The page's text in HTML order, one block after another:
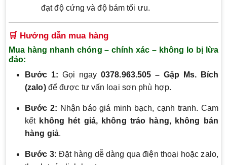
đạt độ cứng và độ bám tối ưu.
🛒 Hướng dẫn mua hàng
Mua hàng nhanh chóng – chính xác – không lo bị lừa
đảo:
Bước 1: Gọi ngay0378.963.505 – Gặp Ms. Bích
(zalo)để được tư vấn loại sơn phù hợp.
Bước 2: Nhận báo giá minh bạch, cạnh tranh. Cam
kết không hét giá, không tráo hàng, không bán
hàng giả.
Bước 3: Đặt hàng dễ dàng qua điện thoại hoặc zalo,